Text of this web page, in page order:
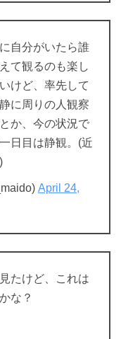
自分がいたら誰
て観るのも楽し
けど、率先して
に周りの人観察
か、今の状況で
日目は静観。(近
April 24,
たけど、これは
な？